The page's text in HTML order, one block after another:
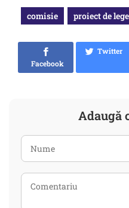
comisie proiect de lege
Facebook
Twitter
Adaugă